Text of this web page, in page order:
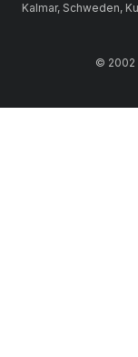
Kalmar, Schweden,
© 2002